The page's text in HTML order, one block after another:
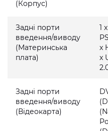
(Корпус)
Задні порти
введення/виводу
(Материнська
плата)
1
x
x
Задні порти
введення/виводу
(Відеокарта)